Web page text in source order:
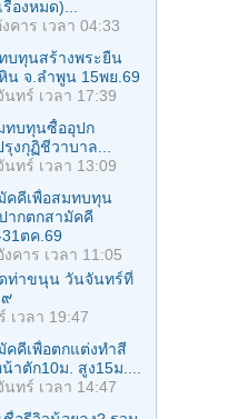
องหมด)...
งคาร เวลา 04:33
บทุนสร้างพระยืน
น จ.ลําพูน 15พย.69
นทร์ เวลา 17:39
ทบทุนซื้ออุปก
งกุฏิชีวาบาล...
นทร์ เวลา 13:09
คคีเพื่อสมทบทุน
ากตกสามัคคี
ตค.69
งคาร เวลา 11:05
ดท่าขนุน วันจันทร์ที่
เวลา 19:47
คีเพื่อตกแต่งทำสี
าตัก10ม. สูง15ม....
นทร์ เวลา 14:47